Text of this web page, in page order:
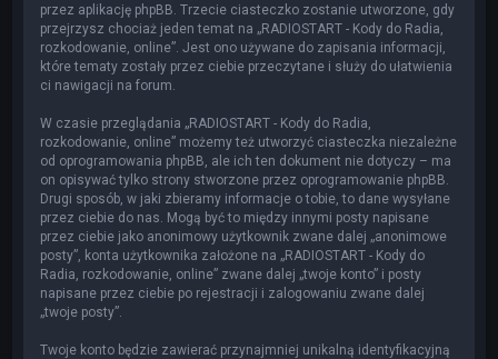
przez aplikację phpBB. Trzecie ciasteczko zostanie utworzone, gdy
przejrzysz chociaż jeden temat na „RADIOSTART - Kody do Radia,
rozkodowanie, online”. Jest ono używane do zapisania informacji,
które tematy zostały przez ciebie przeczytane i służy do ułatwienia
ci nawigacji na forum.
W czasie przeglądania „RADIOSTART - Kody do Radia,
rozkodowanie, online” możemy też utworzyć ciasteczka niezależne
od oprogramowania phpBB, ale ich ten dokument nie dotyczy – ma
on opisywać tylko strony stworzone przez oprogramowanie phpBB.
Drugi sposób, w jaki zbieramy informacje o tobie, to dane wysyłane
przez ciebie do nas. Mogą być to między innymi posty napisane
przez ciebie jako anonimowy użytkownik zwane dalej „anonimowe
posty”, konta użytkownika założone na „RADIOSTART - Kody do
Radia, rozkodowanie, online” zwane dalej „twoje konto” i posty
napisane przez ciebie po rejestracji i zalogowaniu zwane dalej
„twoje posty”.
Twoje konto będzie zawierać przynajmniej unikalną identyfikacyjną